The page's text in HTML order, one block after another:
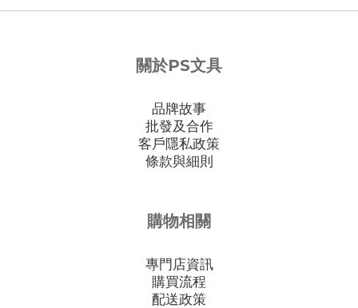
關於PS文具
品牌故事
批發及合作
客戶隱私政策
條款與細則
購物相關
專門店資訊
購買流程
配送政策